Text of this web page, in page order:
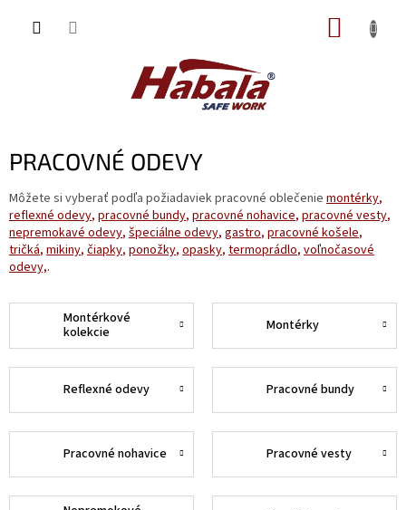
PRACOVNÉ ODEVY
Môžete si vyberať podľa požiadaviek pracovné oblečenie montérky,
reflexné odevy, pracovné bundy, pracovné nohavice, pracovné vesty,
nepremokavé odevy, špeciálne odevy, gastro, pracovné košele,
tričká, mikiny, čiapky, ponožky, opasky, termoprádlo, voľnočasové
odevy,.
Montérkové
kolekcie
Montérky
Reflexné odevy Pracovné bundy
Pracovné nohavice Pracovné vesty